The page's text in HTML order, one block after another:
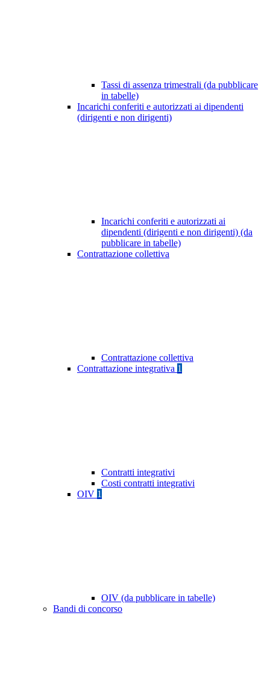
Tassi di assenza trimestrali (da pubblicare
in tabelle)
Incarichi conferiti e autorizzati ai dipendenti
(dirigenti e non dirigenti)
Incarichi conferiti e autorizzati ai
dipendenti (dirigenti e non dirigenti) (da
pubblicare in tabelle)
Contrattazione collettiva
Contrattazione collettiva
Contrattazione integrativa 1
Contratti integrativi
Costi contratti integrativi
OIV 1
OIV (da pubblicare in tabelle)
Bandi di concorso